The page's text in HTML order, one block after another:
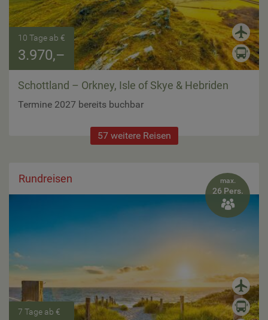
10 Tage ab €
3.970,–
Schottland – Orkney, Isle of Skye & Hebriden
Termine 2027 bereits buchbar
57 weitere Reisen
max.
26 Pers.

Rundreisen
7 Tage ab €